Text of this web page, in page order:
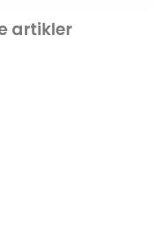
artikler